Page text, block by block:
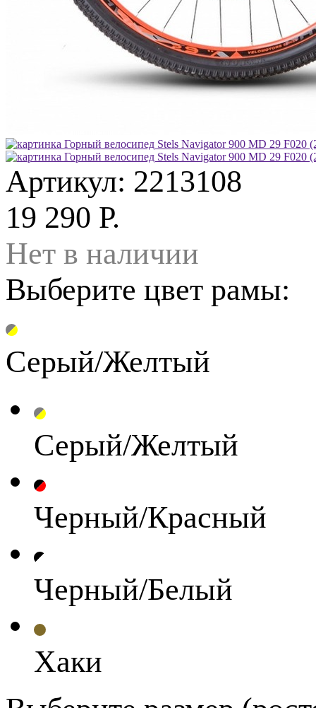
Артикул: 2213108
19 290 Р.
Нет в наличии
Выберите цвет рамы:
Серый/Желтый
Серый/Желтый
Черный/Красный
Черный/Белый
Хаки